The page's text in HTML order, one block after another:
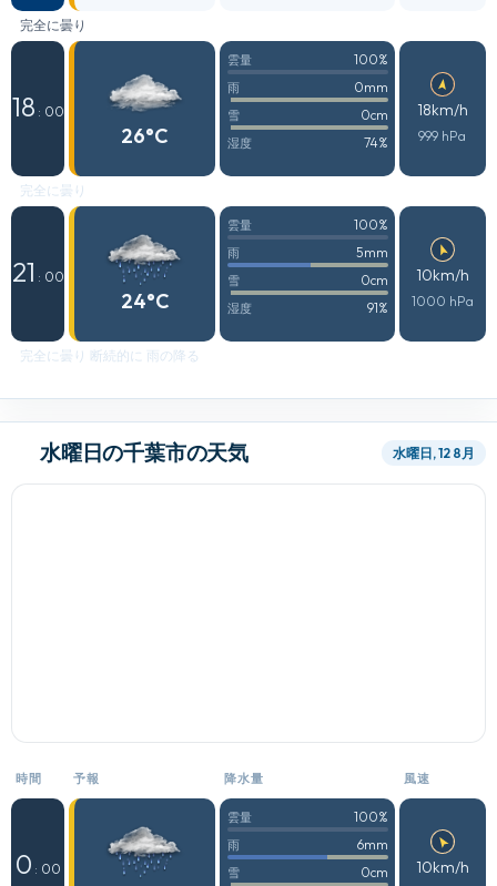
完全に曇り
18 : 00
26°C
雲量 100%
雨 0mm
雪 0cm
湿度 74%
18km/h
999 hPa
完全に曇り
21 : 00
24°C
雲量 100%
雨 5mm
雪 0cm
湿度 91%
10km/h
1000 hPa
完全に曇り 断続的に 雨の降る
水曜日の千葉市の天気 水曜日, 12 8月
時間 予報 降水量 風速
0 : 00
雲量 100%
雨 6mm
雪 0cm 10km/h